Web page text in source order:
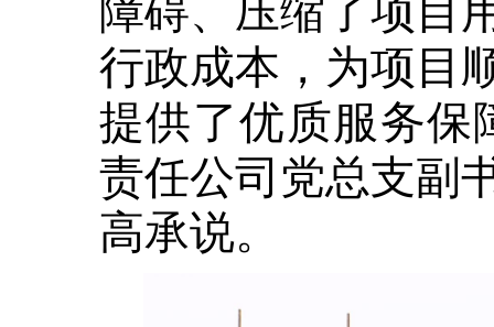
行政成本，为项目
提供了优质服务保
责任公司党总支副
高承说。